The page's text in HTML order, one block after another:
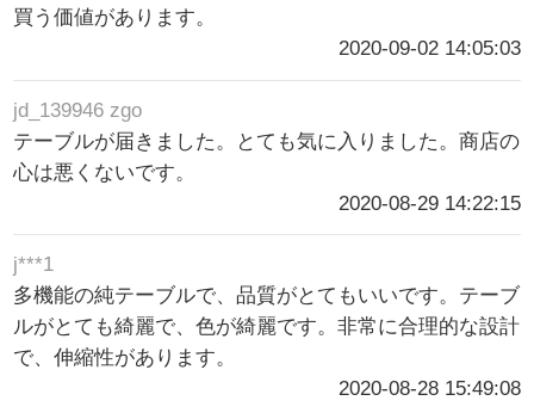
買う価値があります。
2020-09-02 14:05:03
jd_139946 zgo
テーブルが届きました。とても気に入りました。商店の
心は悪くないです。
2020-08-29 14:22:15
j***1
多機能の純テーブルで、品質がとてもいいです。テーブ
ルがとても綺麗で、色が綺麗です。非常に合理的な設計
で、伸縮性があります。
2020-08-28 15:49:08